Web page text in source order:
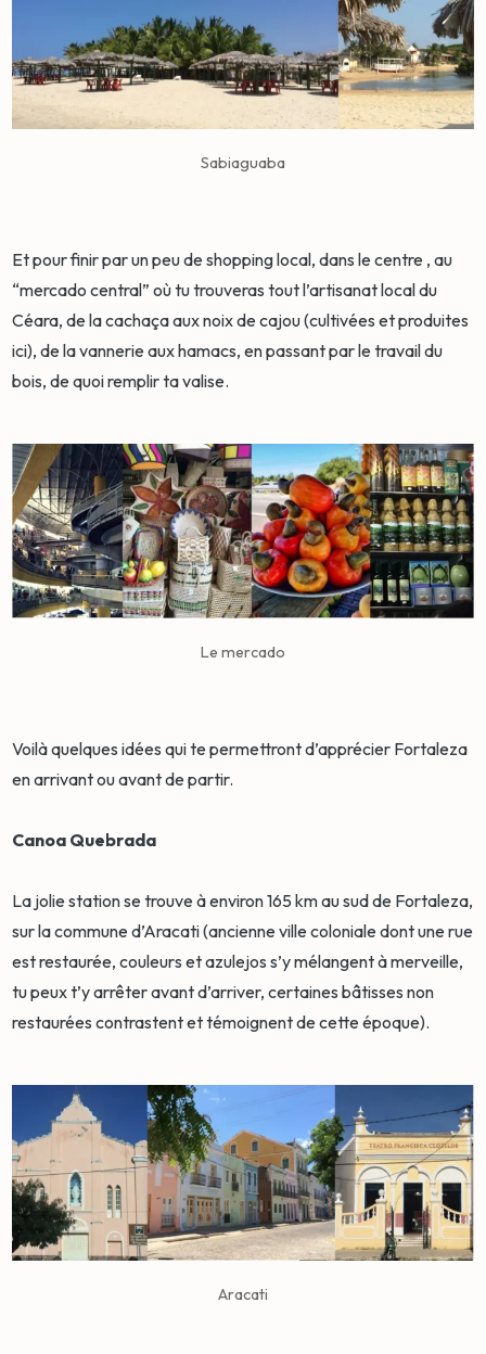
Sabiaguaba
Et pour finir par un peu de shopping local, dans le centre , au
“mercado central” où tu trouveras tout l’artisanat local du
Céara, de la cachaça aux noix de cajou (cultivées et produites
ici), de la vannerie aux hamacs, en passant par le travail du
bois, de quoi remplir ta valise.
Le mercado
Voilà quelques idées qui te permettront d’apprécier Fortaleza
en arrivant ou avant de partir.
Canoa Quebrada
La jolie station se trouve à environ 165 km au sud de Fortaleza,
sur la commune d’Aracati (ancienne ville coloniale dont une rue
est restaurée, couleurs et azulejos s’y mélangent à merveille,
tu peux t’y arrêter avant d’arriver, certaines bâtisses non
restaurées contrastent et témoignent de cette époque).
Aracati